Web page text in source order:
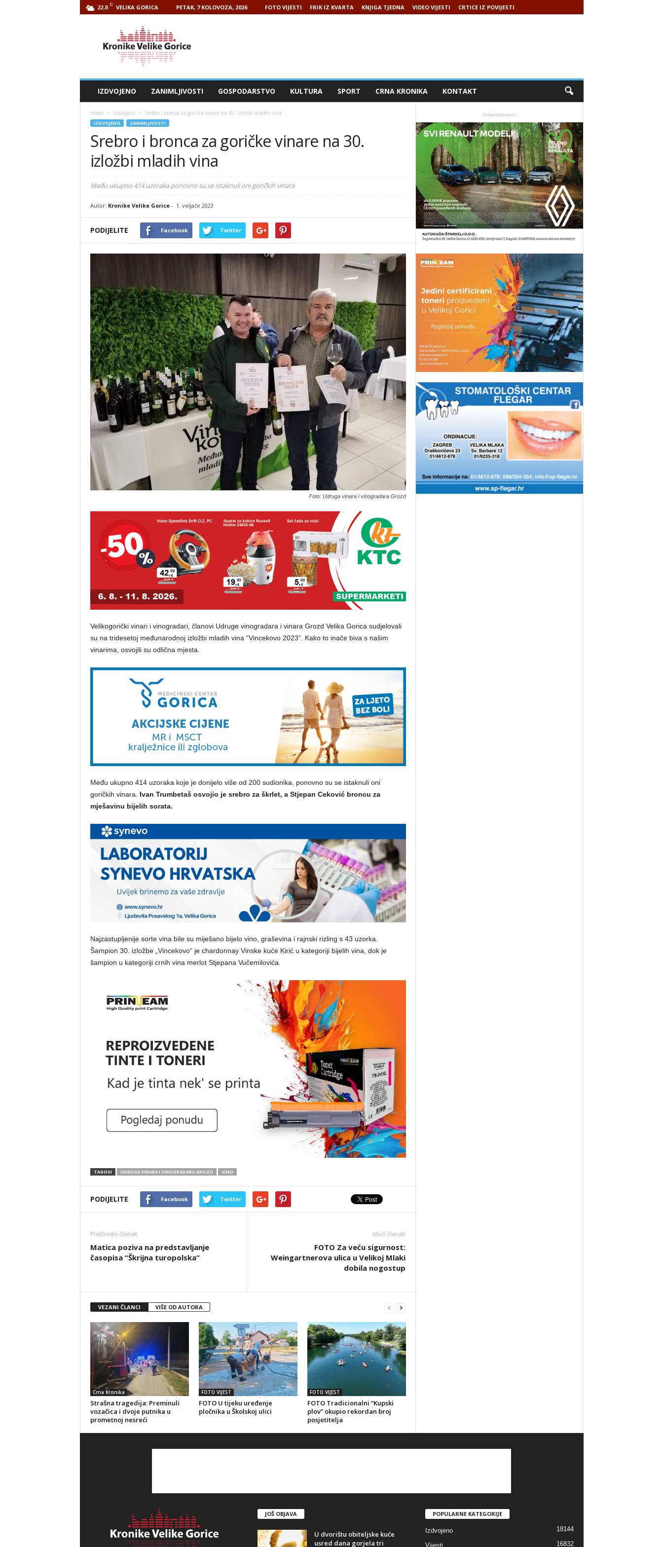
22.8 C VELIKA GORICA PETAK, 7 KOLOVOZA, 2026 FOTO VIJESTI FRIK IZ KVARTA KNJIGA TJEDNA VIDEO VIJESTI CRTICE IZ POVIJESTI
IZDVOJENO ZANIMLJIVOSTI GOSPODARSTVO KULTURA SPORT CRNA KRONIKA KONTAKT
Home Izdvojeno Srebro i bronca za goričke vinare na 30. izložbi mladih vina
IZDVOJENO ZANIMLJIVOSTI
Srebro i bronca za goričke vinare na 30.
izložbi mladih vina
Među ukupno 414 uzoraka ponovno su se istaknuli oni goričkih vinara
Autor: Kronike Velike Gorice- 1. veljače 2023
PODIJELITE Facebook Twitter
Foto: Udruga vinara i vinogradara Grozd
Velikogorički vinari i vinogradari, članovi Udruge vinogradara i vinara Grozd Velika Gorica sudjelovali
su na tridesetoj međunarodnoj izložbi mladih vina “Vincekovo 2023”. Kako to inače biva s našim
vinarima, osvojili su odlična mjesta.
Među ukupno 414 uzoraka koje je donijelo više od 200 sudionika, ponovno su se istaknuli oni
goričkih vinara. Ivan Trumbetaš osvojio je srebro za škrlet, a Stjepan Ceković broncu za
mješavinu bijelih sorata.
Najzastupljenije sorte vina bile su miješano bijelo vino, graševina i rajnski rizling s 43 uzorka.
Šampion 30. izložbe „Vincekovo“ je chardonnay Vinske kuće Kirić u kategoriji bijelih vina, dok je
šampion u kategoriji crnih vina merlot Stjepana Vučemilovića.
TAGOVI UDRUGA VINARA I VINOGRADARA GROZD VINO
PODIJELITE Facebook Twitter
Prethodni članak
Matica poziva na predstavljanje
časopisa “Škrijna turopolska”
Idući članak
FOTO Za veću sigurnost:
Weingartnerova ulica u Velikoj Mlaki
dobila nogostup
VEZANI ČLANCI VIŠE OD AUTORA
Crna Kronika
Strašna tragedija: Preminuli
vozačica i dvoje putnika u
prometnoj nesreći
FOTO VIJEST
FOTO U tijeku uređenje
pločnika u Školskoj ulici
FOTO VIJEST
FOTO Tradicionalni “Kupski
plov” okupio rekordan broj
posjetitelja
- Advertisement -
JOŠ OBJAVA
U dvorištu obiteljske kuće
usred dana gorjela tri
POPULARNE KATEGORIJE
Izdvojeno 18144
Vijesti 16832